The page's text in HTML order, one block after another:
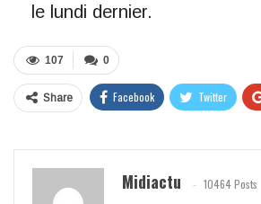
le lundi dernier.
0
107
Share Facebook Twitter
Midiactu 10464 Posts